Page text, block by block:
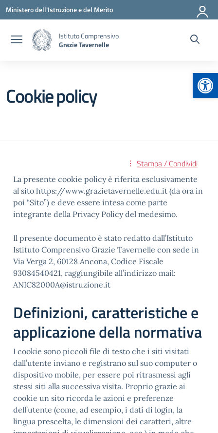
Vai ai contenuti
Vai al menu di navigazione
Vai al footer
Ministero dell'Istruzione e del Merito
Istituto Comprensivo
Grazie Tavernelle
Cookie policy
Stampa / Condividi
La presente cookie policy è riferita esclusivamente
al sito https://www.grazietavernelle.edu.it (da ora in
poi “Sito”) e deve essere intesa come parte
integrante della Privacy Policy del medesimo.
Il presente documento è stato redatto dall’Istituto
Istituto Comprensivo Grazie Tavernelle con sede in
Via Verga 2, 60128 Ancona, Codice Fiscale
93084540421, raggiungibile all’indirizzo mail:
ANIC82000A@istruzione.it
Definizioni, caratteristiche e
applicazione della normativa
I cookie sono piccoli file di testo che i siti visitati
dall’utente inviano e registrano sul suo computer o
dispositivo mobile, per essere poi ritrasmessi agli
stessi siti alla successiva visita. Proprio grazie ai
cookie un sito ricorda le azioni e preferenze
dell’utente (come, ad esempio, i dati di login, la
lingua prescelta, le dimensioni dei caratteri, altre